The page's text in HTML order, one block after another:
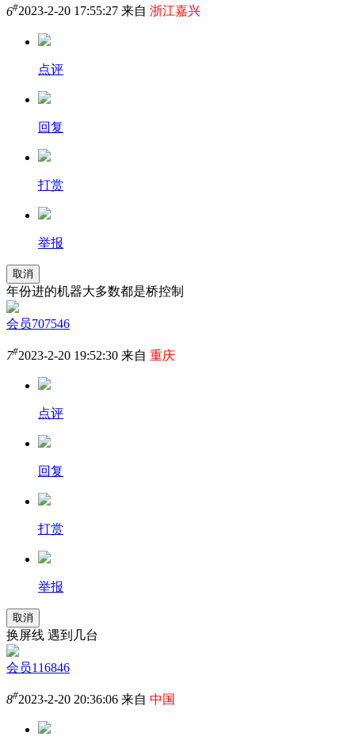
6#2023-2-20 17:55:27 来自 浙江嘉兴
点评
回复
打赏
举报
取消
年份进的机器大多数都是桥控制
会员707546
7#2023-2-20 19:52:30 来自 重庆
点评
回复
打赏
举报
取消
换屏线 遇到几台
会员116846
8#2023-2-20 20:36:06 来自 中国